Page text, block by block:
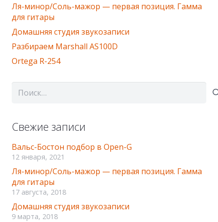
Ля-минор/Соль-мажор — первая позиция. Гамма
для гитары
Домашняя студия звукозаписи
Разбираем Marshall AS100D
Ortega R-254
Найти:
Свежие записи
Вальс-Бостон подбор в Оpen-G
12 января, 2021
Ля-минор/Соль-мажор — первая позиция. Гамма
для гитары
17 августа, 2018
Домашняя студия звукозаписи
9 марта, 2018